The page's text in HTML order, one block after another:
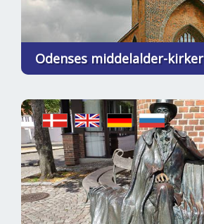
Odenses middelalder-kirker